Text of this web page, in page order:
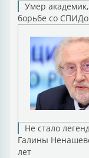
Умер
борьбе со
Не стало
Галины
лет